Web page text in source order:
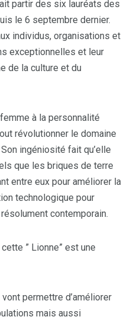
partir des six lauréats des
le 6 septembre dernier.
individus, organisations et
exceptionnelles et leur
de la culture et du
à la personnalité
révolutionner le domaine
ingéniosité fait qu’elle
que les briques de terre
entre eux pour améliorer la
technologique pour
contemporain.
” Lionne” est une
permettre d’améliorer
mais aussi